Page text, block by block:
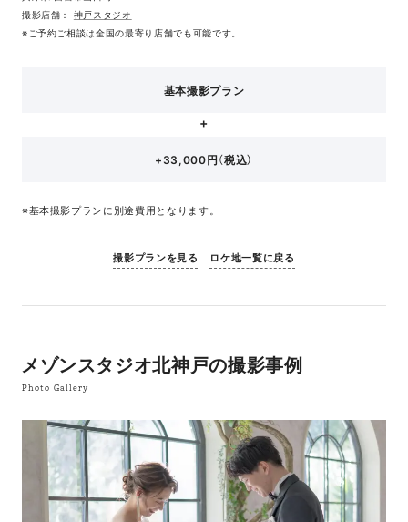
撮影店舗： 神戸スタジオ
※ご予約ご相談は全国の最寄り店舗でも可能です。
基本撮影プラン
+33,000円（税込）
※基本撮影プランに別途費用となります。
撮影プランを見る ロケ地一覧に戻る
メゾンスタジオ北神戸の撮影事例
Photo Gallery